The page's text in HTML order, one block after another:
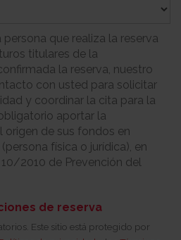
que realiza la reserva
titulares de la
la reserva, nuestro
con usted para solicitar
y coordinar la cita para la
aportar la
de sus fondos en
física o jurídica), en
2010 de Prevención del
de reserva
Este sitio está protegido por